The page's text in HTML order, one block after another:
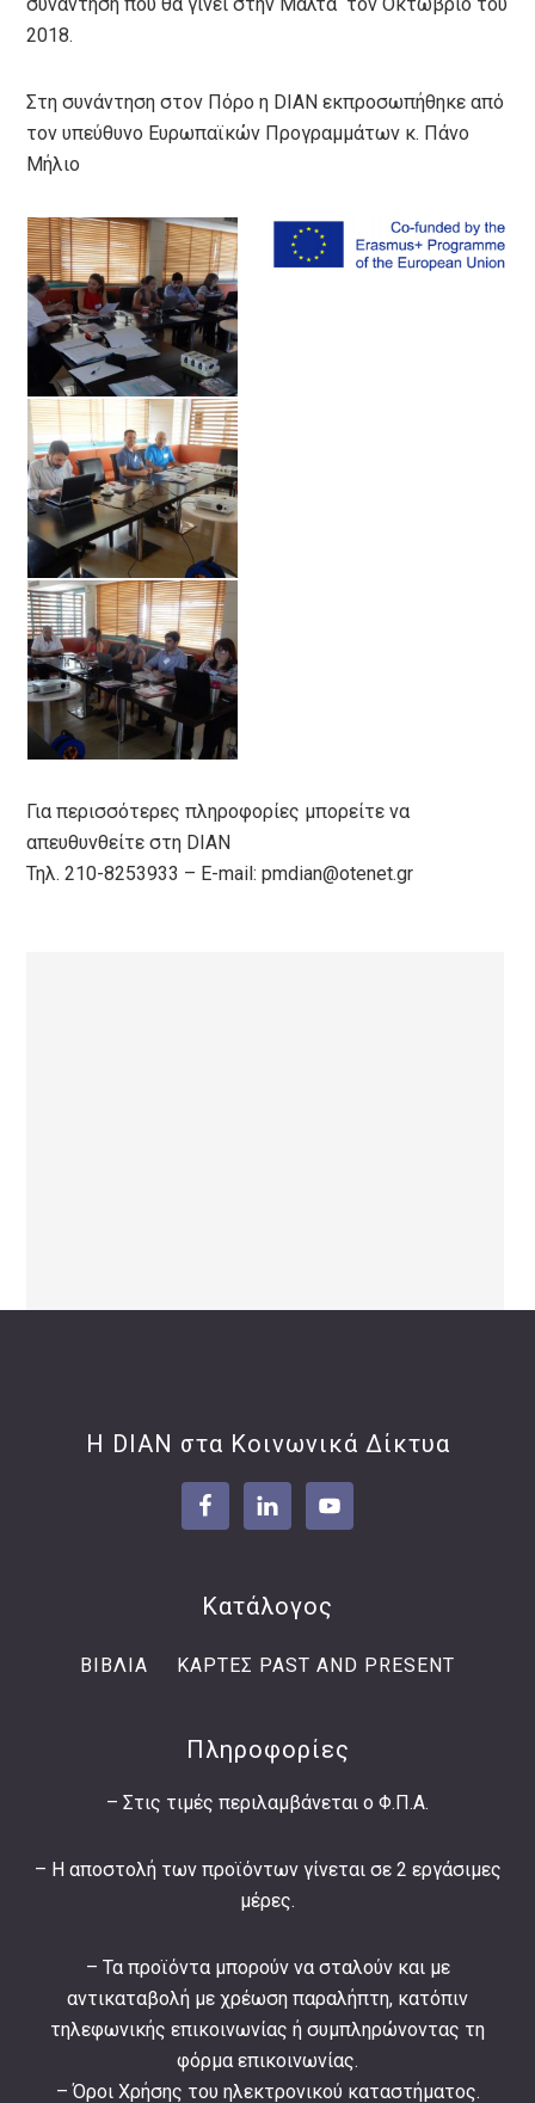
2018.
Στη συνάντηση στον Πόρο η DIAN εκπροσωπήθηκε από
τον υπεύθυνο Ευρωπαϊκών Προγραμμάτων κ. Πάνο
Μήλιο
Για περισσότερες πληροφορίες μπορείτε να
απευθυνθείτε στη DIAN
Τηλ. 210-8253933 – E-mail: pmdian@otenet.gr
FooterΗ DIAN στα Κοινωνικά Δίκτυα
Κατάλογος
ΒΙΒΛΙΑ ΚΑΡΤΕΣ PAST AND PRESENT
Πληροφορίες
– Στις τιμές περιλαμβάνεται ο Φ.Π.Α.
– Η αποστολή των προϊόντων γίνεται σε 2 εργάσιμες
μέρες.
– Τα προϊόντα μπορούν να σταλούν και με
αντικαταβολή με χρέωση παραλήπτη, κατόπιν
τηλεφωνικής επικοινωνίας ή συμπληρώνοντας τη
φόρμα επικοινωνίας.
–Όροι Χρήσης του ηλεκτρονικού καταστήματος.